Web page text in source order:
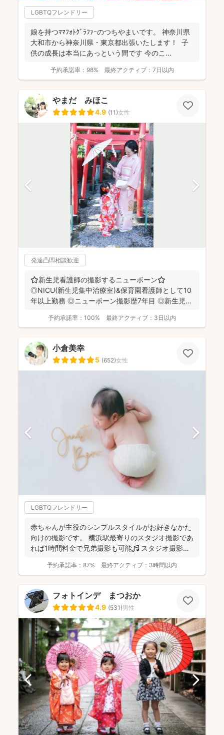
LGBTQフレンドリー
娘を持つﾏﾏﾌｫﾄｸﾞﾗﾌｧｰのつちやまいです。 神奈川県
大和市から神奈川県・東京都出張いたします！ 子
供の成長は本当にあっという間です 今のこ...
予約承諾率： 98% 最終アクティブ： 7日以内
やまだ みほこ
4.9 (11)女性
発達凸凹相談歓迎
⭐新生児看護師の撮影するニューボーン⭐
◎NICU(新生児集中治療室)&保育園看護師として10
年以上勤務 ◎ニューボーン撮影歴7年目 ◎新生児
予約承諾率： 100% 最終アクティブ： 3日以内
小倉美幸
5 (652)女性
LGBTQフレンドリー
赤ちゃんが主役のシンプルスタイルがお好きなかた
向けの撮影です。 横浜駅最寄りのスタジオ撮影であ
れば1時間料金で兄弟撮影も可能🎵 スタジオ撮影に
予約承諾率： 87% 最終アクティブ： 3時間以内
フォトインデ まつおか
4.9 (531)男性